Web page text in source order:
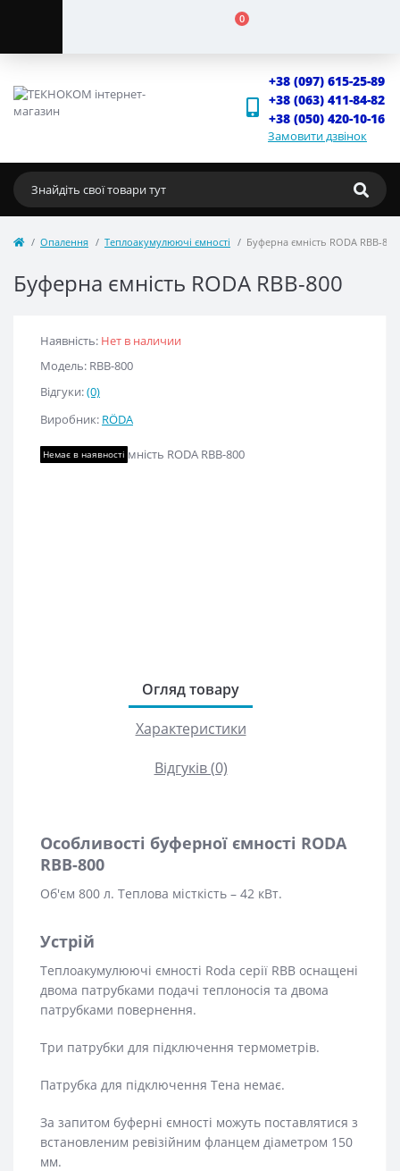
0
+38 (097) 615-25-89
+38 (063) 411-84-82
+38 (050) 420-10-16
Замовити дзвінок
Опалення Теплоакумулюючі ємності Буферна ємність RODA RBB-800
Буферна ємність RODA RBB-800
Наявність: Нет в наличии
Модель: RBB-800
Відгуки:(0)
Виробник: RÖDA
Немає в наявності
Огляд товару
Характеристики
Відгуків (0)
Особливості буферної ємності RODA
RBB-800
Об'єм 800 л. Теплова місткість – 42 кВт.
Устрій
Теплоакумулюючі ємності Roda серії RBB оснащені
двома патрубками подачі теплоносія та двома
патрубками повернення.
Три патрубки для підключення термометрів.
Патрубка для підключення Тена немає.
За запитом буферні ємності можуть поставлятися з
встановленим ревізійним фланцем діаметром 150
мм.